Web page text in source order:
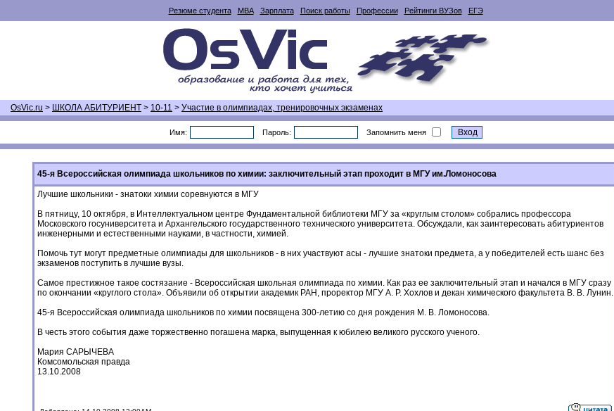
Резюме студента MBA Зарплата Поиск работы Профессии Рейтинги ВУЗов ЕГЭ
OsVic.ru > ШКОЛА АБИТУРИЕНТ > 10-11 > Участие в олимпиадах, тренировочных экзаменах
Имя: Пароль: Запомнить меня
45-я Всероссийская олимпиада школьников по химии: заключительный этап проходит в МГУ им.Ломоносова
Лучшие школьники - знатоки химии соревнуются в МГУ
В пятницу, 10 октября, в Интеллектуальном центре Фундаментальной библиотеки МГУ за «круглым столом» собрались профессора
Московского госуниверситета и Архангельского государственного технического университета. Обсуждали, как заинтересовать абитуриентов
инженерными и естественными науками, в частности, химией.
Помочь тут могут предметные олимпиады для школьников - в них участвуют асы - лучшие знатоки предмета, а у победителей есть шанс без
экзаменов поступить в лучшие вузы.
Самое престижное такое состязание - Всероссийская школьная олимпиада по химии. Как раз ее заключительный этап и начался в МГУ сразу
по окончании «круглого стола». Объявили об открытии академик РАН, проректор МГУ А. Р. Хохлов и декан химического факультета В. В. Лунин.
45-я Всероссийская олимпиада школьников по химии посвящена 300-летию со дня рождения М. В. Ломоносова.
В честь этого события даже торжественно погашена марка, выпущенная к юбилею великого русского ученого.
Мария САРЫЧЕВА
Комсомольская правда
13.10.2008